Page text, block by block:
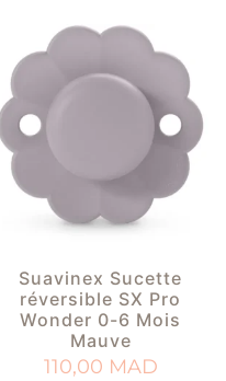
Suavinex Sucette
réversible SX Pro
Wonder 0-6 Mois
Mauve
110,00 MAD